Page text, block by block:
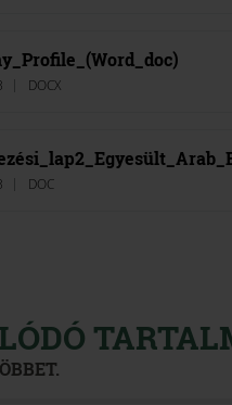
DOCX
DOC